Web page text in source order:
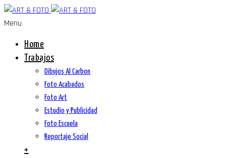
Menu
Home
Trabajos
Dibujos Al Carbon
Foto Acabados
Foto Art
Estudio y Publicidad
Foto Escuela
Reportaje Social
+